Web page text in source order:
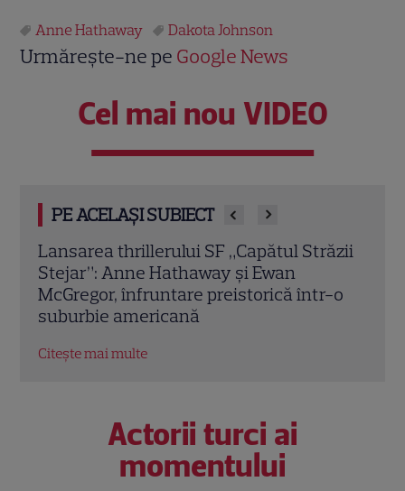
Anne Hathaway Dakota Johnson
Urmărește-ne pe Google News
Cel mai nou VIDEO
PE ACELAȘI SUBIECT
„Diavolul se îmbracă de la Prada 2” vine
pe Disney+. Când va putea fi văzut
sequelul cu Meryl Streep și Anne
Hathaway
Citește mai multe
Actorii turci ai
momentului